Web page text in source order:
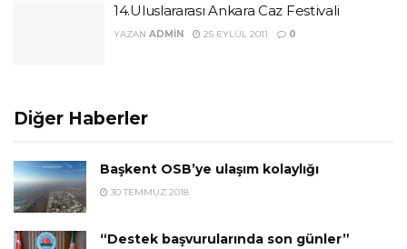
14.Uluslararası Ankara Caz Festivali
YAZAN ADMIN 25 EYLÜL 2011 0
Diğer Haberler
Başkent OSB’ye ulaşım kolaylığı
30 TEMMUZ 2018
“Destek başvurularında son günler”